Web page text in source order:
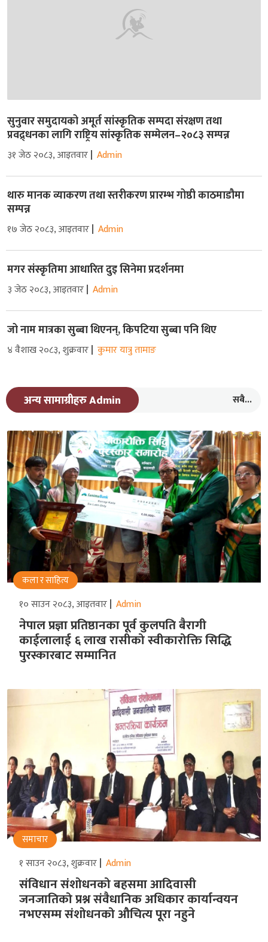
सुनुवार समुदायको अमूर्त सांस्कृतिक सम्पदा संरक्षण तथा
प्रवद्र्धनका लागि राष्ट्रिय सांस्कृतिक सम्मेलन–२०८३ सम्पन्न
३१ जेठ २०८३, आइतवार Admin
थारु मानक व्याकरण तथा स्तरीकरण प्रारम्भ गोष्ठी काठमाडौमा
सम्पन्न
१७ जेठ २०८३, आइतवार Admin
मगर संस्कृतिमा आधारित दुइ सिनेमा प्रदर्शनमा
३ जेठ २०८३, आइतवार Admin
जो नाम मात्रका सुब्बा थिएनन्, किपटिया सुब्बा पनि थिए
४ वैशाख २०८३, शुक्रवार कुमार यात्रु तामाङ
अन्य सामाग्रीहरु Admin सबै...
कला र साहित्य
१० साउन २०८३, आइतवार Admin
नेपाल प्रज्ञा प्रतिष्ठानका पूर्व कुलपति बैरागी
काईलालाई ६ लाख रासीको स्वीकारोक्ति सिद्धि
पुरस्कारबाट सम्मानित
समाचार
१ साउन २०८३, शुक्रवार Admin
संविधान संशोधनको बहसमा आदिवासी
जनजातिको प्रश्न संवैधानिक अधिकार कार्यान्वयन
नभएसम्म संशोधनको औचित्य पूरा नहुने